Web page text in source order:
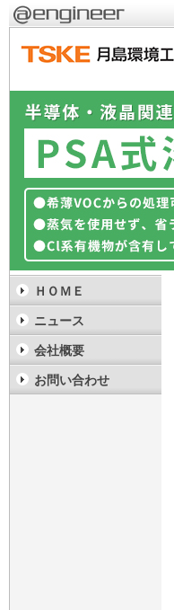
ＨＯＭＥ
ニュース
会社概要
お問い合わせ